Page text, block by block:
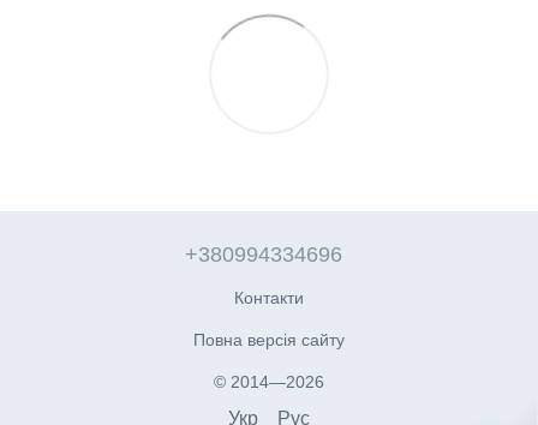
+380994334696
Контакти
Повна версія сайту
© 2014—2026
Укр Рус